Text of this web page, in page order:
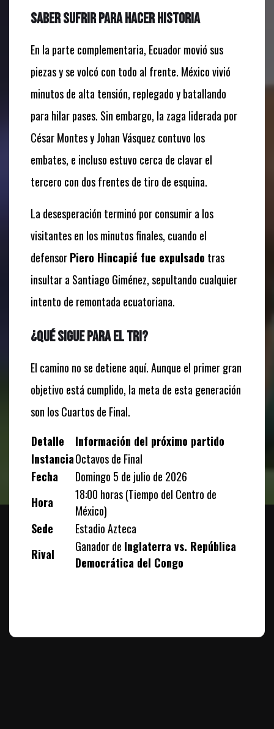
Saber sufrir para hacer historia
En la parte complementaria, Ecuador movió sus
piezas y se volcó con todo al frente. México vivió
minutos de alta tensión, replegado y batallando
para hilar pases. Sin embargo, la zaga liderada por
César Montes y Johan Vásquez contuvo los
embates, e incluso estuvo cerca de clavar el
tercero con dos frentes de tiro de esquina.
La desesperación terminó por consumir a los
visitantes en los minutos finales, cuando el
defensorPiero Hincapié fue expulsado tras
insultar a Santiago Giménez, sepultando cualquier
intento de remontada ecuatoriana.
¿Qué sigue para el Tri?
El camino no se detiene aquí. Aunque el primer gran
objetivo está cumplido, la meta de esta generación
son los Cuartos de Final.
Detalle
Información del próximo partido
InstanciaOctavos de Final
Fecha
Domingo 5 de julio de 2026
Hora
18:00 horas (Tiempo del Centro de
México)
Sede
Estadio Azteca
Rival
Ganador de Inglaterra vs. República
Democrática del Congo